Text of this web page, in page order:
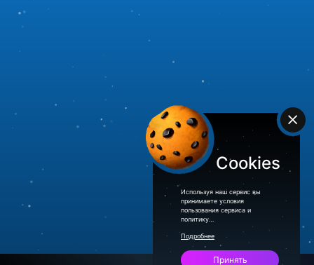
+
Cookies
Используя наш сервис вы
принимаете условия
пользования сервиса и
политику
Подробнее
Принять